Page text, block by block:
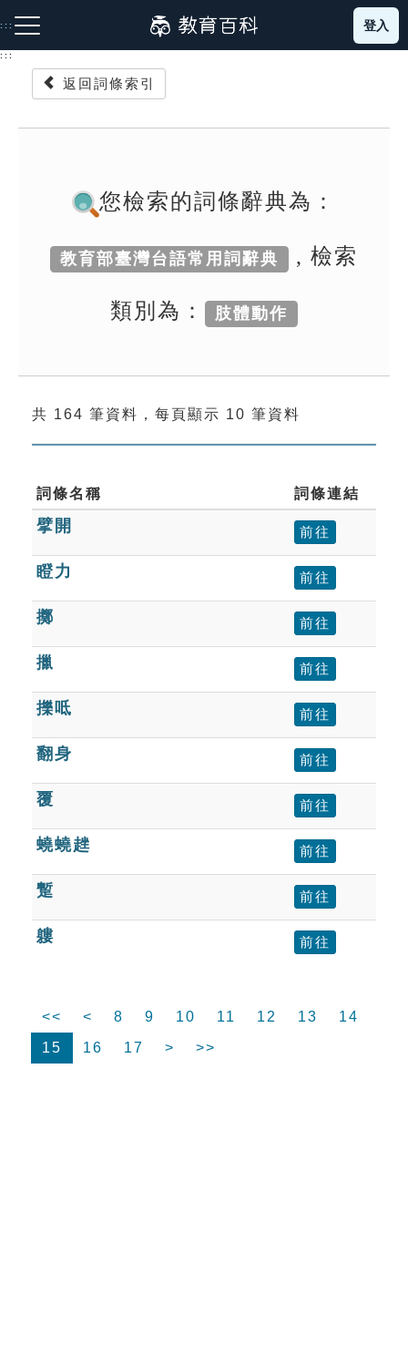
到
主
:::
成語故事
索引選單
單字索引
生命大百科索引
遊戲專區
教學應用
貓頭鷹博士
登入
:::
返回詞條索引
您檢索的詞條辭典為：
教育部臺灣台語常用詞辭典 , 檢索
類別為： 肢體動作
共 164 筆資料，每頁顯示 10 筆資料
詞條名稱 詞條連結
擘開 前往
瞪力 前往
擲 前往
擸 前往
擽呧 前往
翻身 前往
覆 前往
蟯蟯趖 前往
蹔 前往
軁 前往
<< < 8 9 10 11 12 13
14
15
16 17 > >>